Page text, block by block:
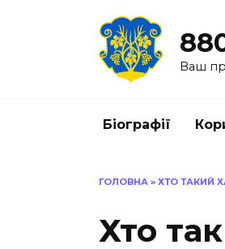
Ваш
Біографії
ГОЛОВНА » ХТО ТАКИЙ
Хто